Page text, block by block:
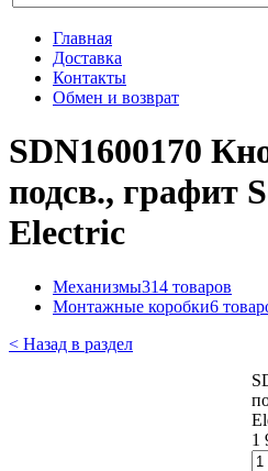
Главная
Доставка
Контакты
Обмен и возврат
SDN1600170
подсв., графит
Electric
Механизмы314 товаров
Монтажные коробки6
< Назад в раздел
1